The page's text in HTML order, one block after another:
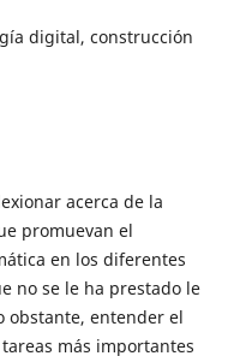
digital, construcción
acerca de la
promuevan el
en los diferentes
no se le ha prestado le
obstante, entender el
más importantes